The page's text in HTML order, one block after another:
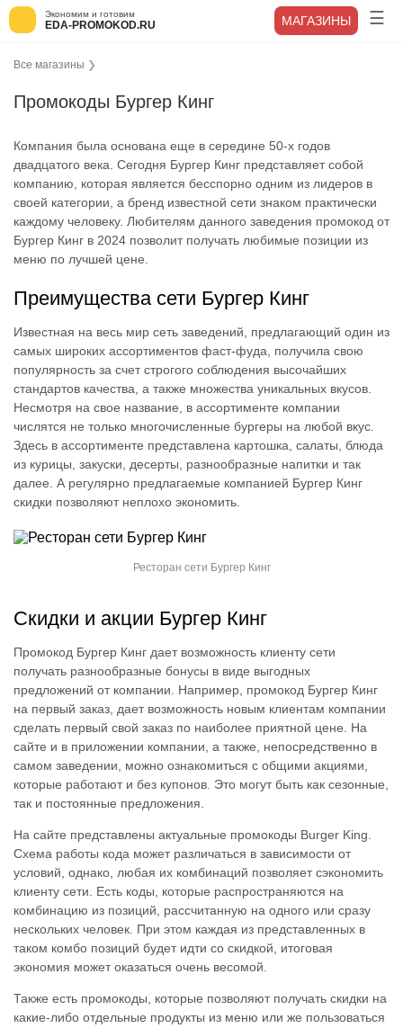
Экономим и готовим
EDA-PROMOKOD.RU МАГАЗИНЫ
Все магазины ❯
Промокоды Бургер Кинг
Компания была основана еще в середине 50-х годов
двадцатого века. Сегодня Бургер Кинг представляет собой
компанию, которая является бесспорно одним из лидеров в
своей категории, а бренд известной сети знаком практически
каждому человеку. Любителям данного заведения промокод от
Бургер Кинг в 2024 позволит получать любимые позиции из
меню по лучшей цене.
Преимущества сети Бургер Кинг
Известная на весь мир сеть заведений, предлагающий один из
самых широких ассортиментов фаст-фуда, получила свою
популярность за счет строгого соблюдения высочайших
стандартов качества, а также множества уникальных вкусов.
Несмотря на свое название, в ассортименте компании
числятся не только многочисленные бургеры на любой вкус.
Здесь в ассортименте представлена картошка, салаты, блюда
из курицы, закуски, десерты, разнообразные напитки и так
далее. А регулярно предлагаемые компанией Бургер Кинг
скидки позволяют неплохо экономить.
Ресторан сети Бургер Кинг
Скидки и акции Бургер Кинг
Промокод Бургер Кинг дает возможность клиенту сети
получать разнообразные бонусы в виде выгодных
предложений от компании. Например, промокод Бургер Кинг
на первый заказ, дает возможность новым клиентам компании
сделать первый свой заказ по наиболее приятной цене. На
сайте и в приложении компании, а также, непосредственно в
самом заведении, можно ознакомиться с общими акциями,
которые работают и без купонов. Это могут быть как сезонные,
так и постоянные предложения.
На сайте представлены актуальные промокоды Burger King.
Схема работы кода может различаться в зависимости от
условий, однако, любая их комбинаций позволяет сэкономить
клиенту сети. Есть коды, которые распространяются на
комбинацию из позиций, рассчитанную на одного или сразу
нескольких человек. При этом каждая из представленных в
таком комбо позиций будет идти со скидкой, итоговая
экономия может оказаться очень весомой.
Также есть промокоды, которые позволяют получать скидки на
какие-либо отдельные продукты из меню или же пользоваться